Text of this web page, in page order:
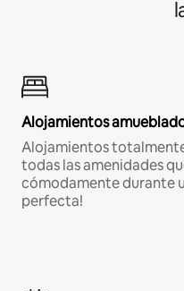
Alojamientos
Alojamientos
todas las amenidades
cómodamente durante
perfecta!